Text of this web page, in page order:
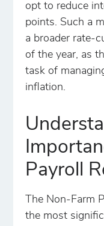
opt to reduce
points. Such a
a broader rate-
of the year, as
task of
inflation.
Payroll
The Non-Farm
the most